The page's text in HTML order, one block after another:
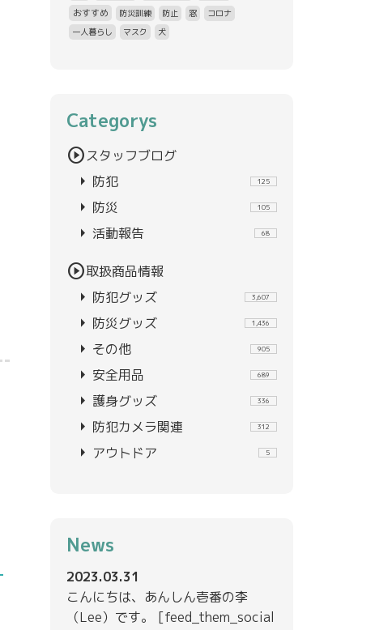
おすすめ
防災訓練 防止 窓
コロナ
一人暮らし
マスク 犬
Categorys
play_circleスタッフブログ
arrow_right 防犯 125
arrow_right 防災 105
arrow_right 活動報告 68
play_circle取扱商品情報
arrow_right 防犯グッズ 3,607
arrow_right 防災グッズ 1,436
arrow_right その他 905
arrow_right 安全用品 689
arrow_right 護身グッズ 336
arrow_right 防犯カメラ関連 312
arrow_right アウトドア 5
News
2023.03.31
こんにちは、あんしん壱番の李
（Lee）です。 [feed_them_social